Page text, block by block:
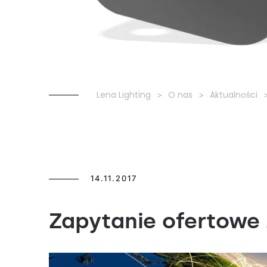
Lena Lighting O nas Aktualności
14.11.2017
Zapytanie ofertowe